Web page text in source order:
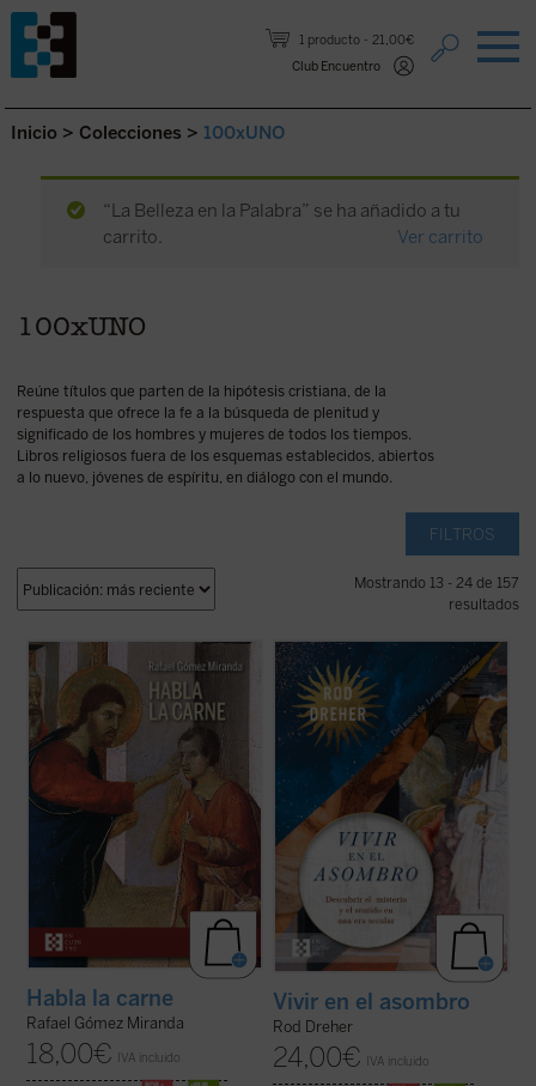
1 producto
21,00€
Club Encuentro
Saltar al contenido.
Inicio > Colecciones > 100xUNO
“La Belleza en la Palabra” se ha añadido a tu
carrito.
Ver carrito
100xUNO
Reúne títulos que parten de la hipótesis cristiana, de la
respuesta que ofrece la fe a la búsqueda de plenitud y
significado de los hombres y mujeres de todos los tiempos.
Libros religiosos fuera de los esquemas establecidos, abiertos
a lo nuevo, jóvenes de espíritu, en diálogo con el mundo.
FILTROS
Mostrando 13 - 24 de 157
resultados
fragmentan y se reducen a meros
conceptos, Rafael Gómez Miranda nos
ofrece una exploración audaz sobre la
esencia de la carne como testigo
privilegiado del misterio divino. Habla la
carne
nos invita a ...
Habla la carne
Rafael Gómez Miranda
18,00€ IVA incluido
Rod Dreher narra cómo Occidente fue
perdiendo su capacidad de asombrarse,
cómo se «desencantó», y muestra, con
ejemplos concretos y profundamente
humanos, que ese encantamiento no ha
desaparecido: simplemente hemos
olvidado el sentido de la ...
(ver ficha)
Vivir en el asombro
Rod Dreher
24,00€ IVA incluido